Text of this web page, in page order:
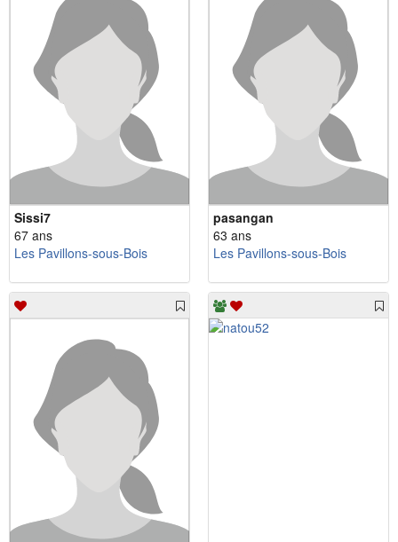
Sissi7
67 ans
Les Pavillons-sous-Bois
pasangan
63 ans
Les Pavillons-sous-Bois